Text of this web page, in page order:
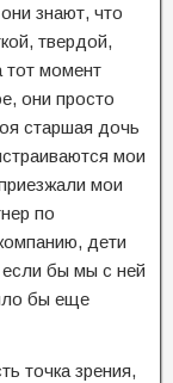
знают, что
твердой,
тот момент
они просто
старшая дочь
мои
мои
по
дети
бы мы с ней
бы еще
точка зрения,